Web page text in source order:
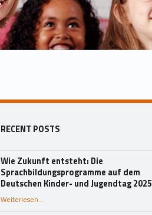
Seitenleiste
RECENT POSTS
Wie Zukunft entsteht: Die
Sprachbildungsprogramme auf dem
Deutschen Kinder- und Jugendtag 2025
Weiterlesen“Wie Zukunft entsteht: Die Sprachbildungsprogramme auf dem Deutschen Kinder- und Jugendtag 2025”
…